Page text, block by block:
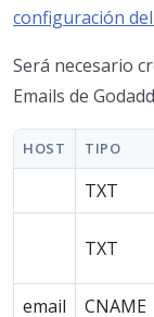
configuración
Será necesario
Emails de
HOST TIPO
TXT
TXT
email CNAME